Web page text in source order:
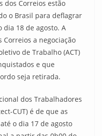
dos Correios estão
o Brasil para deflagrar
18 de agosto. A
a negociação
de Trabalho (ACT)
e que
seja retirada.
dos Trabalhadores
CUT) é de que as
o dia 17 de agosto